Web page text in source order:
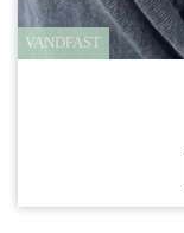
VANDFAST